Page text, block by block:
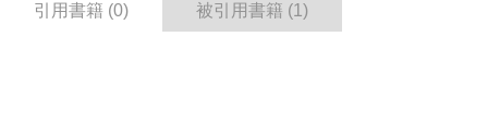
引用書籍 (0) 被引用書籍 (1)